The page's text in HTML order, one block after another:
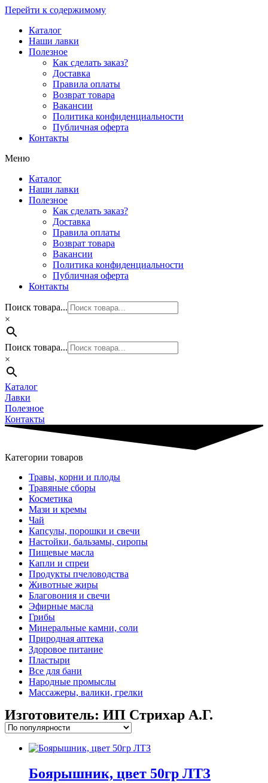
Перейти к содержимому
Каталог
Наши лавки
Полезное
Как сделать заказ?
Доставка
Правила оплаты
Возврат товара
Вакансии
Политика конфиденциальности
Публичная оферта
Контакты
Меню
Каталог
Наши лавки
Полезное
Как сделать заказ?
Доставка
Правила оплаты
Возврат товара
Вакансии
Политика конфиденциальности
Публичная оферта
Контакты
Поиск товара...
×
Поиск товара...
×
Каталог
Лавки
Полезное
Контакты
Категории товаров
Травы, корни и плоды
Травяные сборы
Косметика
Мази и кремы
Чай
Капсулы, порошки и свечи
Настойки, бальзамы, сиропы
Пищевые масла
Капли и спреи
Продукты пчеловодства
Животные жиры
Благовония и свечи
Эфирные масла
Грибы
Минеральные камни, соли
Природная аптека
Здоровое питание
Пластыри
Все для бани
Народные промыслы
Массажеры, валики, грелки​
Изготовитель: ИП Стрихар А.Г.
Боярышник, цвет 50гр ЛТЗ